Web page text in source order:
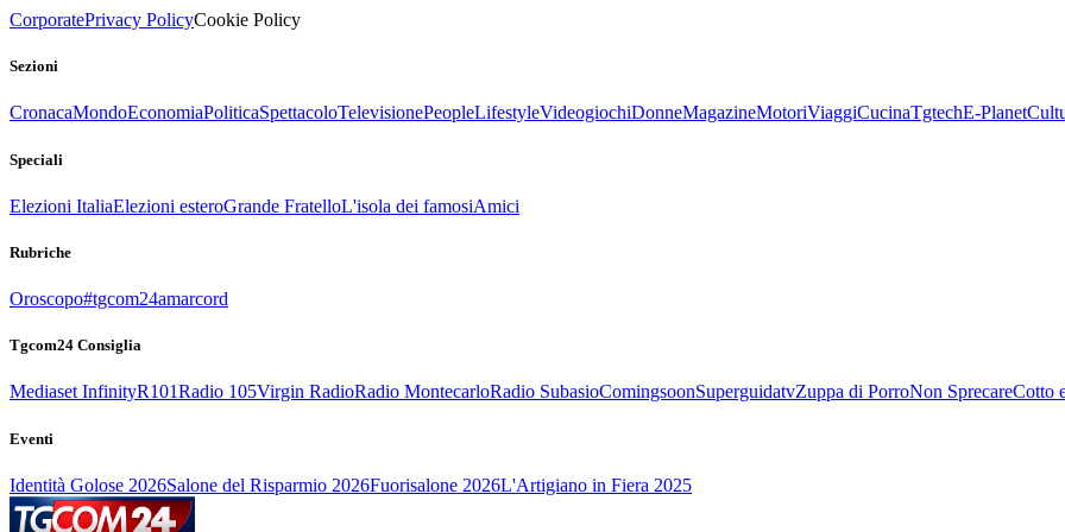
CorporatePrivacy PolicyCookie Policy
Sezioni
CronacaMondoEconomiaPoliticaSpettacoloTelevisionePeopleLifestyleVideogiochiDonneMagazineMotoriViaggiCucinaTgtechE-Planet
Speciali
Elezioni ItaliaElezioni esteroGrande FratelloL'isola dei famosiAmici
Rubriche
Oroscopo#tgcom24amarcord
Tgcom24 Consiglia
Mediaset InfinityR101Radio 105Virgin RadioRadio MontecarloRadio SubasioComingsoonSuperguidatvZuppa di PorroNon SprecareCotto
Eventi
Identità Golose 2026Salone del Risparmio 2026Fuorisalone 2026L'Artigiano in Fiera 2025